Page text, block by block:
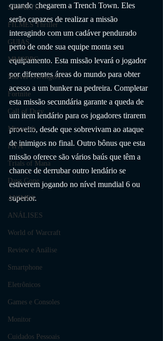
STEALTH
FILMES Thriller
GUIAS
MMORPG
Marvel's Avengers
Fortnite
Call of Duty
Minecraft
FIFA
Trials of Mana
Days Gone
ANIMES
ANÁLISES
World of Warcraft
Review e Análise
Smartphone
Eletrônicos
Games e Consoles
Monitor
Cuidados Pessoais
quando chegarem a Trench Town. Eles
serão capazes de realizar a missão
interagindo com um cadáver pendurado
perto de onde sua equipe monta seu
equipamento. Esta missão levará o jogador
por diferentes áreas do mundo para obter
acesso a um bunker na pedreira. Completar
esta missão secundária garante a queda de
um item lendário para os jogadores tirarem
proveito, desde que sobrevivam ao ataque
de inimigos no final. Outro bônus que esta
missão oferece são vários baús que têm a
chance de derrubar outro lendário se
estiverem jogando no nível mundial 6 ou
superior.